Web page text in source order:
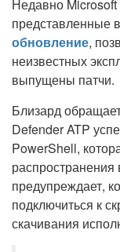
Недавно Microsoft
представленные в
обновление,
неизвестных
выпущены патчи.
Близард
Defender ATP
PowerShell,
предупреждает,
подключиться к
скачивания